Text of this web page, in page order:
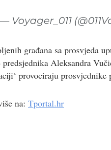
— Voyager_011
građana sa prosvjeda
Aleksandra
provociraju
na: Tportal.hr